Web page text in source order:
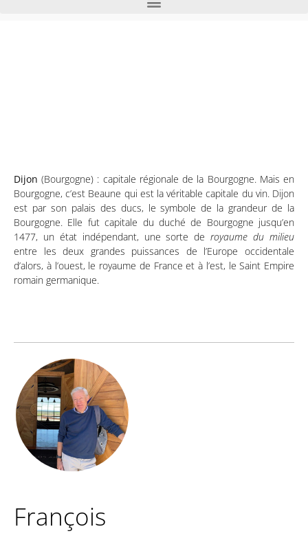
Dijon(Bourgogne) : capitale régionale de la Bourgogne. Mais en
Bourgogne, c’est Beaune qui est la véritable capitale du vin. Dijon
est par son palais des ducs, le symbole de la grandeur de la
Bourgogne. Elle fut capitale du duché de Bourgogne jusqu’en
1477, un état indépendant, une sorte deroyaume du milieu
entre les deux grandes puissances de l’Europe occidentale
d’alors, à l’ouest, le royaume de France et à l’est, le Saint Empire
romain germanique.
François